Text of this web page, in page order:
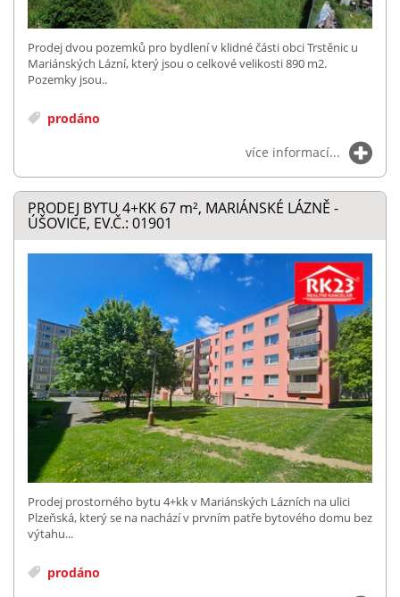
Prodej dvou pozemků pro bydlení v klidné části obci Trstěnic u
Mariánských Lázní, který jsou o celkové velikosti 890 m2.
Pozemky jsou..
prodáno
více informací...
PRODEJ BYTU 4+KK 67 m², MARIÁNSKÉ LÁZNĚ -
ÚŠOVICE, EV.Č.: 01901
Prodej prostorného bytu 4+kk v Mariánských Lázních na ulici
Plzeňská, který se na nachází v prvním patře bytového domu bez
výtahu...
prodáno